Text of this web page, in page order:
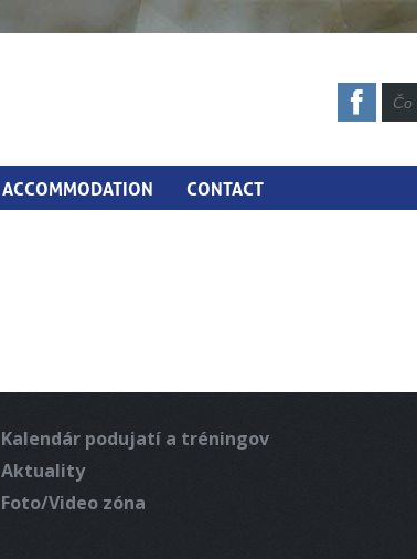
ACCOMMODATION CONTACT
Kalendár podujatí a tréningov
Aktuality
Foto/Video zóna